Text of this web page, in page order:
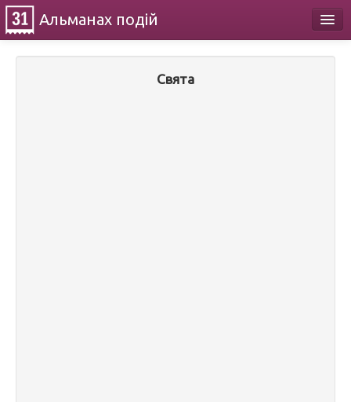
Альманах подій
Свята